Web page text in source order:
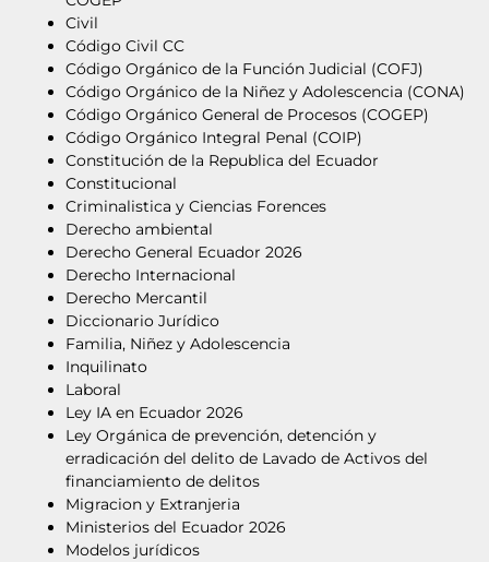
Civil
Código Civil CC
Código Orgánico de la Función Judicial (COFJ)
Código Orgánico de la Niñez y Adolescencia (CONA)
Código Orgánico General de Procesos (COGEP)
Código Orgánico Integral Penal (COIP)
Constitución de la Republica del Ecuador
Constitucional
Criminalistica y Ciencias Forences
Derecho ambiental
Derecho General Ecuador 2026
Derecho Internacional
Derecho Mercantil
Diccionario Jurídico
Familia, Niñez y Adolescencia
Inquilinato
Laboral
Ley IA en Ecuador 2026
Ley Orgánica de prevención, detención y
erradicación del delito de Lavado de Activos del
financiamiento de delitos
Migracion y Extranjeria
Ministerios del Ecuador 2026
Modelos jurídicos